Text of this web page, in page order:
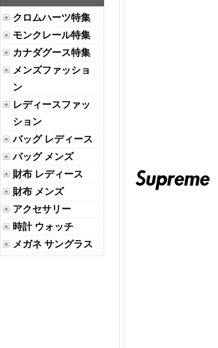
クロムハーツ特集
モンクレール特集
カナダグース特集
メンズファッショ
ン
レディースファッ
ション
バッグ レディース
バッグ メンズ
財布 レディース
財布 メンズ
アクセサリー
時計 ウォッチ
メガネ サングラス